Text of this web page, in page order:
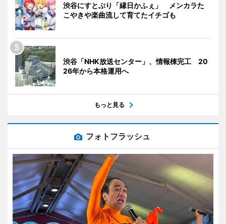
渋谷にすとぷり「縁日かふぇ」 メンカラた
こやきや楽曲流して育てたイチゴも
渋谷「NHK放送センター」、情報棟完工 20
26年から本格運用へ
もっと見る
フォトフラッシュ